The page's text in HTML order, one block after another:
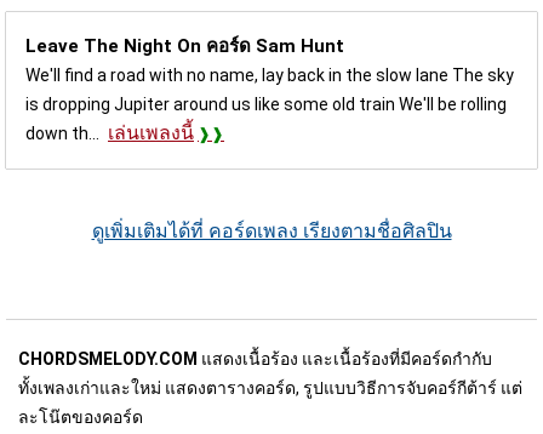
Leave The Night On คอร์ด Sam Hunt
We'll find a road with no name, lay back in the slow lane The sky
is dropping Jupiter around us like some old train We'll be rolling
down th...
เล่นเพลงนี้
ดูเพิ่มเติมได้ที่ คอร์ดเพลง เรียงตามชื่อศิลปิน
CHORDSMELODY.COM แสดงเนื้อร้อง และเนื้อร้องที่มีคอร์ดกำกับ
ทั้งเพลงเก่าและใหม่ แสดงตารางคอร์ด, รูปแบบวิธีการจับคอร์กีต้าร์ แต่
ละโน๊ตของคอร์ด